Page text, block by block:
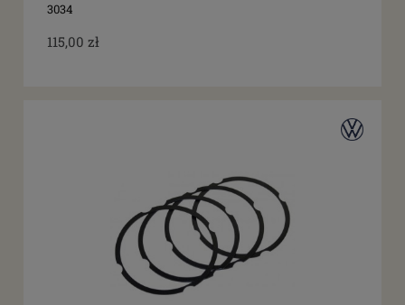
3034
115,00 zł